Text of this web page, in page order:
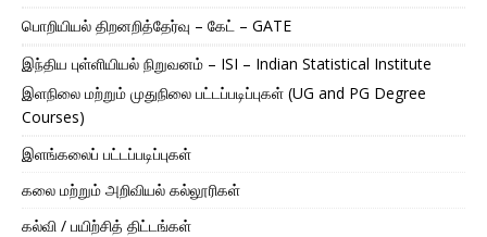
பொறியியல் திறனறித்தேர்வு – கேட் – GATE
இந்திய புள்ளியியல் நிறுவனம் – ISI – Indian Statistical Institute
இளநிலை மற்றும் முதுநிலை பட்டப்படிப்புகள் (UG and PG Degree
Courses)
இளங்கலைப் பட்டப்படிப்புகள்
கலை மற்றும் அறிவியல் கல்லூரிகள்
கல்வி / பயிற்சித் திட்டங்கள்